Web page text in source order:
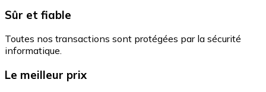
Sûr et fiable
Toutes nos transactions sont protégées par la sécurité
informatique.
Le meilleur prix